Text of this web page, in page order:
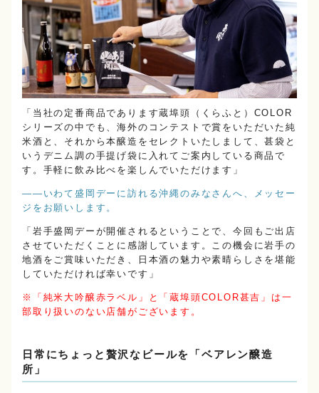
「当社の定番商品であります蔵埠頭（くらふと）COLOR
シリーズの中でも、海外のコンテストで賞をいただいた純
米酒と、それから本醸造をセレクトいたしまして、甚袋と
いうデニム調の手提げ袋に入れてご案内している商品で
す。手軽に飲み比べを楽しんでいただけます」
――いわて盛岡デーに訪れる沖縄のみなさんへ、メッセー
ジをお願いします。
「岩手盛岡デーが開催されるということで、今回もご出店
させていただくことに感謝しています。この機会に岩手の
地酒をご賞味いただき、日本酒の魅力や素晴らしさを堪能
していただければ幸いです」
※「純米大吟醸赤ラベル」と「蔵埠頭COLOR甚吉」は一
部取り扱いのない店舗がございます。
日常にちょっと贅沢なビールを「ベアレン醸造
所」